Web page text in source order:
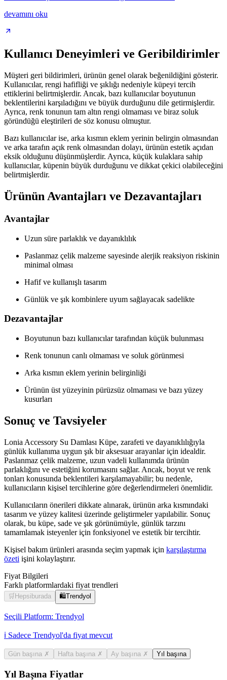
devamını oku
Kullanıcı Deneyimleri ve Geribildirimler
Müşteri geri bildirimleri, ürünün genel olarak beğenildiğini gösterir.
Kullanıcılar, rengi hafifliği ve şıklığı nedeniyle küpeyi tercih
ettiklerini belirtmişlerdir. Ancak, bazı kullanıcılar boyutunun
beklentilerini karşıladığını ve büyük durduğunu dile getirmişlerdir.
Ayrıca, renk tonunun tam altın rengi olmaması ve biraz soluk
göründüğü eleştirileri de söz konusu olmuştur.
Bazı kullanıcılar ise, arka kısmın eklem yerinin belirgin olmasından
ve arka tarafın açık renk olmasından dolayı, ürünün estetik açıdan
eksik olduğunu düşünmüşlerdir. Ayrıca, küçük kulaklara sahip
kullanıcılar, küpenin büyük durduğunu ve dikkat çekici olabileceğini
belirtmişlerdir.
Ürünün Avantajları ve Dezavantajları
Avantajlar
Uzun süre parlaklık ve dayanıklılık
Paslanmaz çelik malzeme sayesinde alerjik reaksiyon riskinin
minimal olması
Hafif ve kullanışlı tasarım
Günlük ve şık kombinlere uyum sağlayacak sadelikte
Dezavantajlar
Boyutunun bazı kullanıcılar tarafından küçük bulunması
Renk tonunun canlı olmaması ve soluk görünmesi
Arka kısmın eklem yerinin belirginliği
Ürünün üst yüzeyinin pürüzsüz olmaması ve bazı yüzey
kusurları
Sonuç ve Tavsiyeler
Lonia Accessory Su Damlası Küpe, zarafeti ve dayanıklılığıyla
günlük kullanıma uygun şık bir aksesuar arayanlar için idealdir.
Paslanmaz çelik malzeme, uzun vadeli kullanımda ürünün
parlaklığını ve estetiğini korumasını sağlar. Ancak, boyut ve renk
tonları konusunda beklentileri karşılamayabilir; bu nedenle,
kullanıcıların kişisel tercihlerine göre değerlendirmeleri önemlidir.
Kullanıcıların önerileri dikkate alınarak, ürünün arka kısmındaki
tasarım ve yüzey kalitesi üzerinde geliştirmeler yapılabilir. Sonuç
olarak, bu küpe, sade ve şık görünümüyle, günlük tarzını
tamamlamak isteyenler için fonksiyonel ve estetik bir tercihtir.
Kişisel bakım ürünleri arasında seçim yapmak için karşılaştırma
özeti işini kolaylaştırır.
Fiyat Bilgileri
Farklı platformlardaki fiyat trendleri
🛒 Hepsiburada 🛍️Trendyol
Seçili Platform: Trendyol
ℹ️ Sadece Trendyol'da fiyat mevcut
Gün başına ✗ Hafta başına ✗ Ay başına ✗ Yıl başına
Yıl Başına Fiyatlar